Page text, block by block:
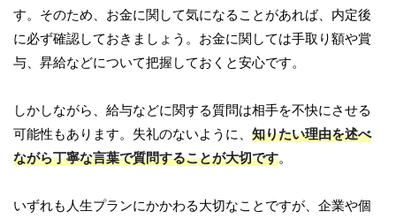
す。そのため、お金に関して気になることがあれば、内定後
に必ず確認しておきましょう。お金に関しては手取り額や賞
与、昇給などについて把握しておくと安心です。
しかしながら、給与などに関する質問は相手を不快にさせる
可能性もあります。失礼のないように、 知りたい理由を述べ
ながら丁寧な言葉で質問することが大切です。
いずれも人生プランにかかわる大切なことですが、企業や個